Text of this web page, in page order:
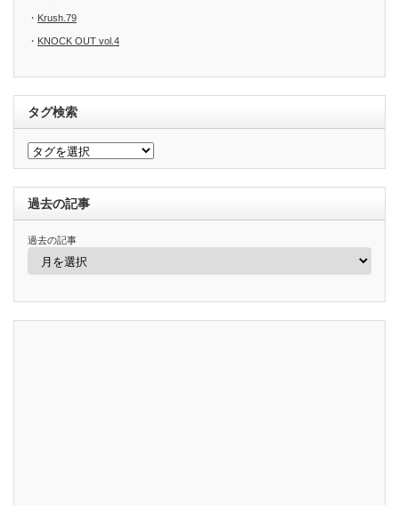
・ Krush.79
・ KNOCK OUT vol.4
タグ検索
過去の記事
過去の記事